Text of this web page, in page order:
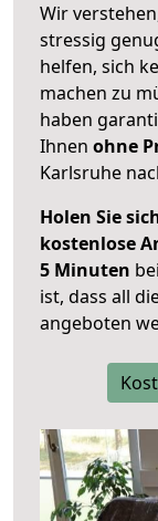
Wir
stressig
helfen, sich
machen zu
haben
Ihnen ohne
Karlsruhe
Holen Sie
kostenlose
5 Minuten
ist, dass all
angeboten